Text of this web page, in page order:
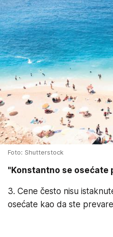
Foto: Shutterstock
"Konstantno se osećate
3. Cene često nisu
osećate kao da ste